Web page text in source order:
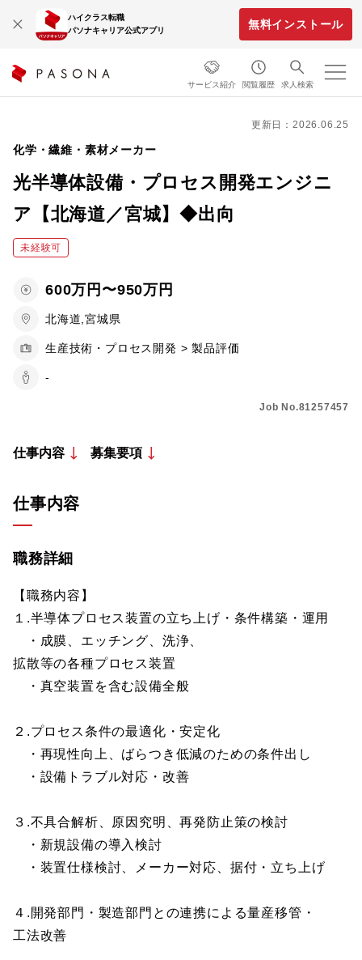
ハイクラス転職
パソナキャリア公式アプリ
無料インストール
サービス紹介 閲覧履歴 求人検索
更新日：2026.06.25
化学・繊維・素材メーカー
光半導体設備・プロセス開発エンジニ
ア【北海道／宮城】◆出向
未経験可
600万円〜950万円
北海道,宮城県
生産技術・プロセス開発 > 製品評価
-
Job No.81257457
仕事内容 募集要項
仕事内容
職務詳細
【職務内容】
１.半導体プロセス装置の立ち上げ・条件構築・運用
・成膜、エッチング、洗浄、
拡散等の各種プロセス装置
・真空装置を含む設備全般
２.プロセス条件の最適化・安定化
・再現性向上、ばらつき低減のための条件出し
・設備トラブル対応・改善
３.不具合解析、原因究明、再発防止策の検討
・新規設備の導入検討
・装置仕様検討、メーカー対応、据付・立ち上げ
４.開発部門・製造部門との連携による量産移管・
工法改善